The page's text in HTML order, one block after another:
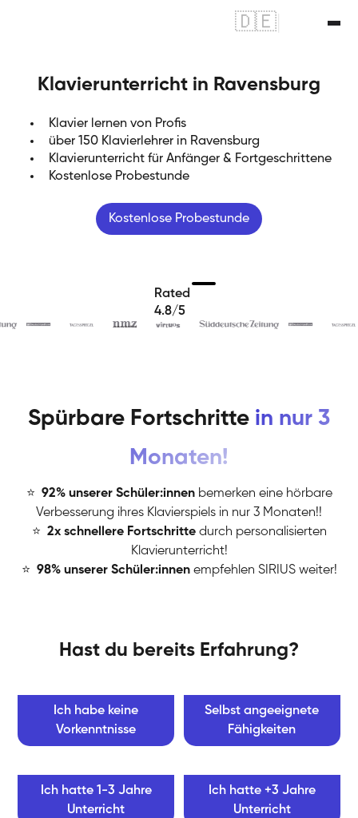
🇩🇪
Klavierunterricht in Ravensburg
Klavier lernen von Profis
über 150 Klavierlehrer in Ravensburg
Klavierunterricht für Anfänger & Fortgeschrittene
Kostenlose Probestunde
Kostenlose Probestunde
Rated
4.8/5
Spürbare Fortschritte in nur 3
Monaten!
⭐ 92% unserer Schüler:innen bemerken eine hörbare
Verbesserung ihres Klavierspiels in nur 3 Monaten!!
⭐ 2x schnellere Fortschritte durch personalisierten
Klavierunterricht!
⭐ 98% unserer Schüler:innen empfehlen SIRIUS weiter!
Hast du bereits Erfahrung?
Ich habe keine
Vorkenntnisse
Selbst angeeignete
Fähigkeiten
Ich hatte 1-3 Jahre
Unterricht
Ich hatte +3 Jahre
Unterricht